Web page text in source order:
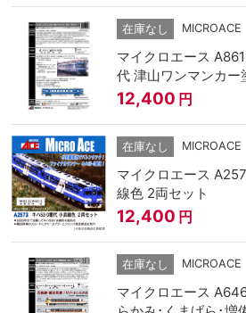
在庫なし MICROACE
マイクロエース
代 津山ワンマンカー
12,400 円
在庫なし MICROACE
マイクロエース
線色 2両セット
12,400 円
在庫なし MICROACE
マイクロエース